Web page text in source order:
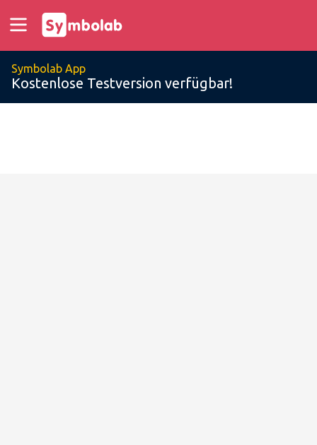
Symbolab App
Kostenlose Testversion verfügbar!